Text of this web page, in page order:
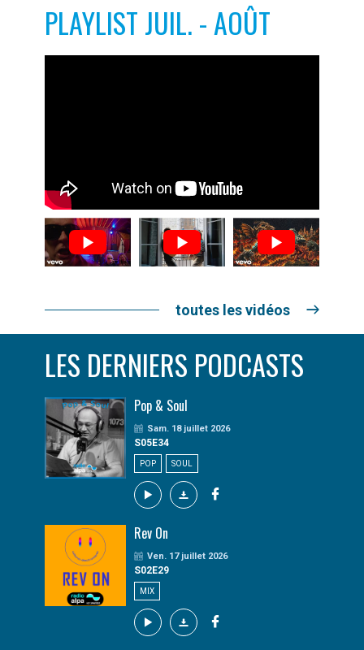
PLAYLIST JUIL. - AOÛT
toutes les vidéos
LES DERNIERS PODCASTS
Pop & Soul
Sam. 18 juillet 2026
S05E34
POP SOUL
Rev On
Ven. 17 juillet 2026
S02E29
MIX